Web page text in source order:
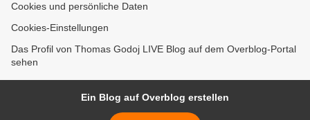
Cookies und persönliche Daten
Cookies-Einstellungen
Das Profil von Thomas Godoj LIVE Blog auf dem Overblog-Portal
sehen
Ein Blog auf Overblog erstellen